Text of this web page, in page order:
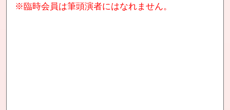
※臨時会員は筆頭演者にはなれません。